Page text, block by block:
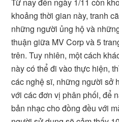
khoảng thời gian này, tranh
những người ủng hộ và
thuận giữa MV Corp và 5
trên. Tuy nhiên, một cách
này có thể đi vào thực hiện,
các nghệ sĩ, những người sở
với các đơn vị phân phối, để
bản nhạc cho đồng đều với